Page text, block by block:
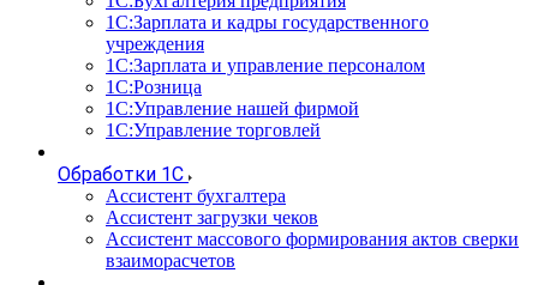
1С:Зарплата и кадры государственного
учреждения
1С:Зарплата и управление персоналом
1С:Розница
1С:Управление нашей фирмой
1С:Управление торговлей
Обработки 1С
Ассистент бухгалтера
Ассистент загрузки чеков
Ассистент массового формирования актов сверки
взаиморасчетов